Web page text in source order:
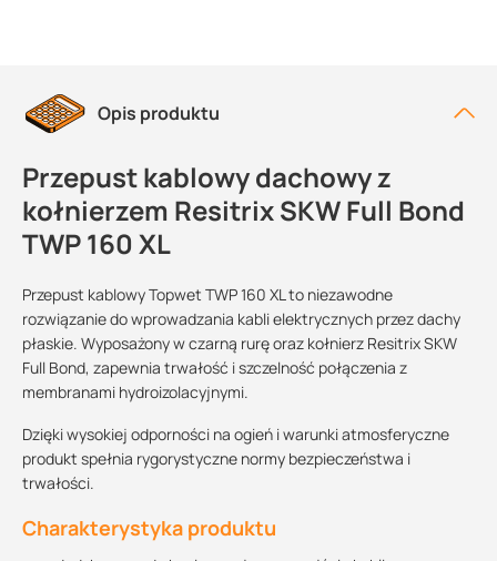
Opis produktu
Przepust kablowy dachowy z
kołnierzem Resitrix SKW Full Bond
TWP 160 XL
Przepust kablowy Topwet TWP 160 XL to niezawodne
rozwiązanie do wprowadzania kabli elektrycznych przez dachy
płaskie. Wyposażony w czarną rurę oraz kołnierz Resitrix SKW
Full Bond, zapewnia trwałość i szczelność połączenia z
membranami hydroizolacyjnymi.
Dzięki wysokiej odporności na ogień i warunki atmosferyczne
produkt spełnia rygorystyczne normy bezpieczeństwa i
trwałości.
Charakterystyka produktu